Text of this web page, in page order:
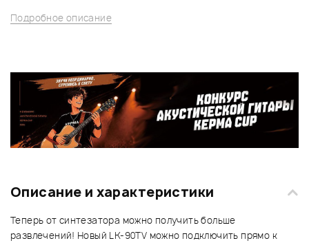
Подробное описание
Описание и характеристики
Теперь от синтезатора можно получить больше
развлечений! Новый LK-90TV можно подключить прямо к